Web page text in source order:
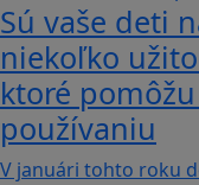
Sú vaše deti
niekoľko
ktoré
používaniu
V januári tohto roku